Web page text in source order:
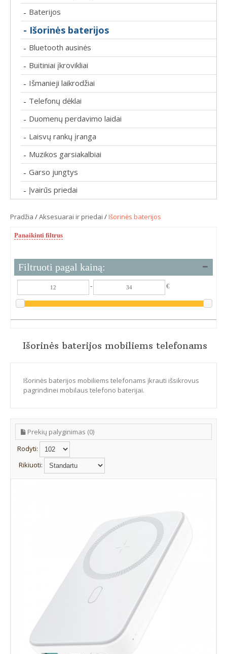
- Baterijos
- Išorinės baterijos
- Bluetooth ausinės
- Buitiniai įkrovikliai
- Išmanieji laikrodžiai
- Telefonų dėklai
- Duomenų perdavimo laidai
- Laisvų rankų įranga
- Muzikos garsiakalbiai
- Garso jungtys
- Įvairūs priedai
Pradžia /Aksesuarai ir priedai /Išorinės baterijos
Panaikinti filtrus
Filtruoti pagal kainą:
- €
Išorinės baterijos mobiliems telefonams
Išorinės baterijos mobiliems telefonams​ įkrauti išsikrovus
pagrindinei mobilaus telefono baterijai.
Prekių palyginimas (0)
Rodyti:
Rikiuoti: